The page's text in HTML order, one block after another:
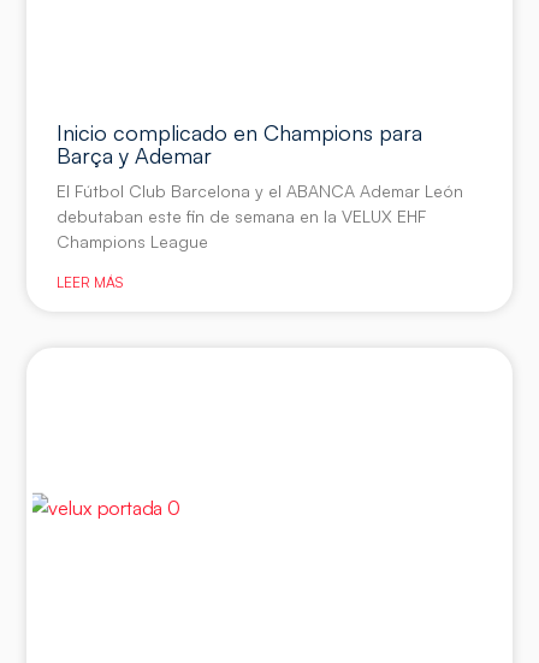
Inicio complicado en Champions para
Barça y Ademar
El Fútbol Club Barcelona y el ABANCA Ademar León
debutaban este fin de semana en la VELUX EHF
Champions League
LEER MÁS